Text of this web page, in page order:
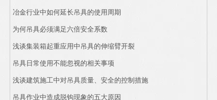
冶金行业中如何延长吊具的使用周期
为何吊具必须满足六倍安全系数
浅谈集装箱起重应用中吊具的伸缩臂开裂
吊具日常使用不能忽视的相关事项
浅谈建筑施工中对吊具质量、安全的控制措施
吊具作业中造成脱钩现象的五大原因